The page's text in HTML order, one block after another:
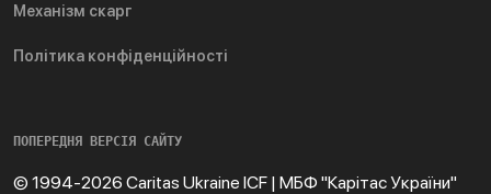
Механізм скарг
Політика конфіденційності
ПОПЕРЕДНЯ ВЕРСІЯ САЙТУ
© 1994-2026 Caritas Ukraine ICF | МБФ "Карітас України"